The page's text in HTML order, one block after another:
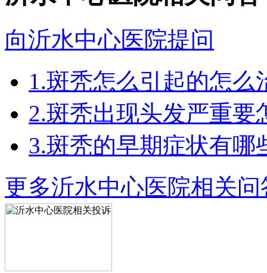
向沂水中心医院提问
1.斑秃怎么引起的怎么
2.斑秃出现头发严重要
3.斑秃的早期症状有哪
更多沂水中心医院相关问